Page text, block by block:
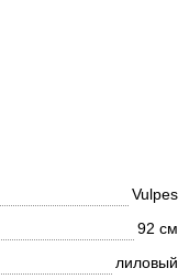
Vulpes
92 см
лиловый